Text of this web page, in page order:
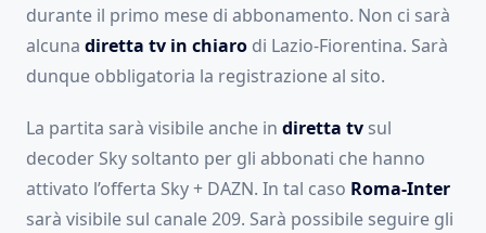
durante il primo mese di abbonamento. Non ci sarà
alcuna diretta tv in chiaro di Lazio-Fiorentina. Sarà
dunque obbligatoria la registrazione al sito.
La partita sarà visibile anche in diretta tv sul
decoder Sky soltanto per gli abbonati che hanno
attivato l’offerta Sky + DAZN. In tal caso Roma-Inter
sarà visibile sul canale 209. Sarà possibile seguire gli